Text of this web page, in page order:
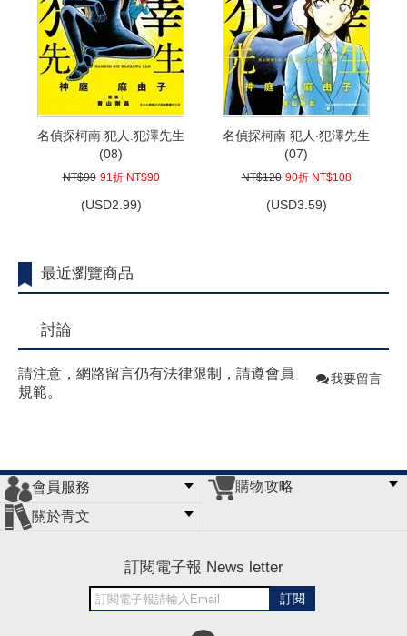
名偵探柯南 犯人.犯澤先生
(08)
NT$99 91折 NT$90
(USD2.99)
名偵探柯南 犯人‧犯澤先生
(07)
NT$120 90折 NT$108
(USD3.59)
最近瀏覽商品
討論
請注意，網路留言仍有法律限制，請遵會員
規範。
我要留言
會員服務
會員辦法
客服信箱
隱私條款
網站導覽
購物攻略
關於青文
訂閱電子報 News letter
訂閱